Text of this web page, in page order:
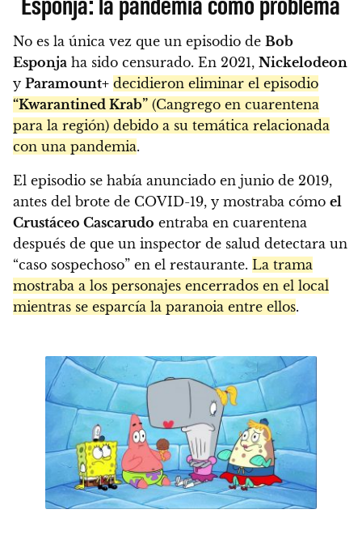
No es la única vez que un episodio de Bob
Esponja ha sido censurado. En 2021, Nickelodeon
y Paramount+ decidieron eliminar el episodio
“Kwarantined Krab” (Cangrego en cuarentena
para la región) debido a su temática relacionada
con una pandemia.
El episodio se había anunciado en junio de 2019,
antes del brote de COVID-19, y mostraba cómo el
Crustáceo Cascarudo entraba en cuarentena
después de que un inspector de salud detectara un
“caso sospechoso” en el restaurante. La trama
mostraba a los personajes encerrados en el local
mientras se esparcía la paranoia entre ellos.